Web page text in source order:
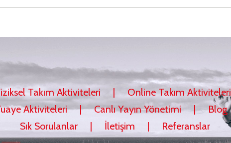
Takım Aktiviteleri Online Takım Aktiviteleri
Aktiviteleri Canlı Yayın Yönetimi Blog
Sık Sorulanlar
İletişim Referanslar